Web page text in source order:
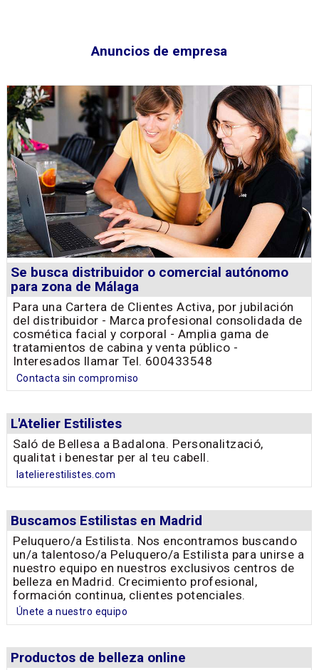
Anuncios de empresa
Se busca distribuidor o comercial autónomo
para zona de Málaga
Para una Cartera de Clientes Activa, por jubilación
del distribuidor - Marca profesional consolidada de
cosmética facial y corporal - Amplia gama de
tratamientos de cabina y venta público -
Interesados llamar Tel. 600433548
Contacta sin compromiso
L'Atelier Estilistes
Saló de Bellesa a Badalona. Personalització,
qualitat i benestar per al teu cabell.
latelierestilistes.com
Buscamos Estilistas en Madrid
Peluquero/a Estilista. Nos encontramos buscando
un/a talentoso/a Peluquero/a Estilista para unirse a
nuestro equipo en nuestros exclusivos centros de
belleza en Madrid. Crecimiento profesional,
formación continua, clientes potenciales.
Únete a nuestro equipo
Productos de belleza online